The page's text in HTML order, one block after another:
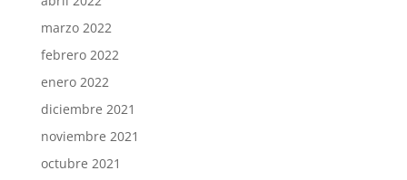
marzo 2022
febrero 2022
enero 2022
diciembre 2021
noviembre 2021
octubre 2021